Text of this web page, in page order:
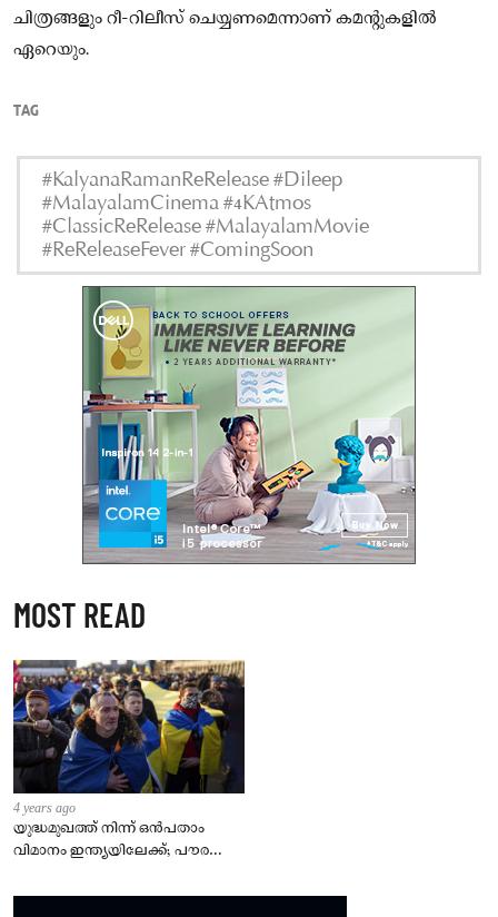
ചിത്രങ്ങളും റീ-റിലീസ് ചെയ്യണമെന്നാണ് കമന്റുകളിൽ
ഏറെയും.
TAG
#KalyanaRamanReRelease #Dileep
#MalayalamCinema #4KAtmos
#ClassicReRelease #MalayalamMovie
#ReReleaseFever #ComingSoon
MOST READ
4 years ago
യുദ്ധമുഖത്ത് നിന്ന് ഒൻപതാം
വിമാനം ഇന്ത്യയിലേക്ക്; പൗരന്മാർ
– കേന്ദ്രം